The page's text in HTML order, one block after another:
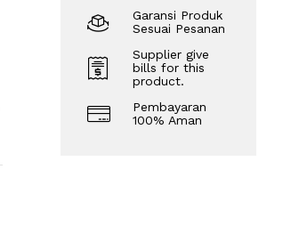
Garansi Produk
Sesuai Pesanan
Supplier give
bills for this
product.
Pembayaran
100% Aman